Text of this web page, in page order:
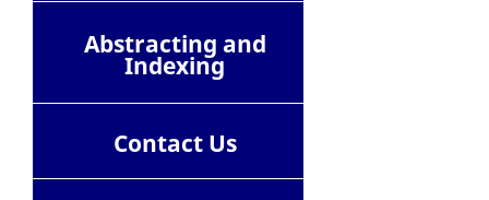
Abstracting and
Indexing
ContactUs